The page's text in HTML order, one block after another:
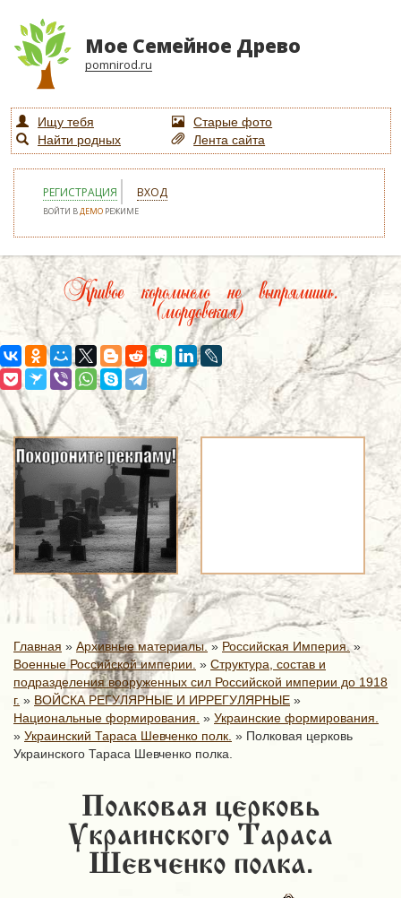
Мое Семейное Древо
pomnirod.ru
Ищу тебя
Старые фото
Найти родных
Лента сайта
РЕГИСТРАЦИЯ ВХОД
ВОЙТИ ВДЕМО РЕЖИМЕ
Кривое коромысло не выпрямишь.
(мордовская)
Главная » Архивные материалы.» Российская Империя. »
Военные Российской империи. » Структура, состав и
подразделения вооруженных сил Российской империи до 1918
г. » ВОЙСКА РЕГУЛЯРНЫЕ И ИРРЕГУЛЯРНЫЕ »
Национальные формирования. » Украинские формирования.
» Украинский Тараса Шевченко полк. » Полковая церковь
Украинского Тараса Шевченко полка.
Полковая церковь
Украинского Тараса
Шевченко полка.